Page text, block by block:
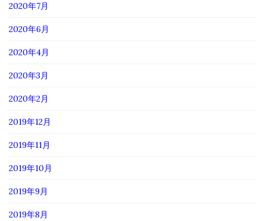
2020年7月
2020年6月
2020年4月
2020年3月
2020年2月
2019年12月
2019年11月
2019年10月
2019年9月
2019年8月